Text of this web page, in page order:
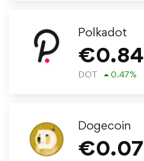
Polkadot
€0.84
DOT 0.47%
Dogecoin
€0.07